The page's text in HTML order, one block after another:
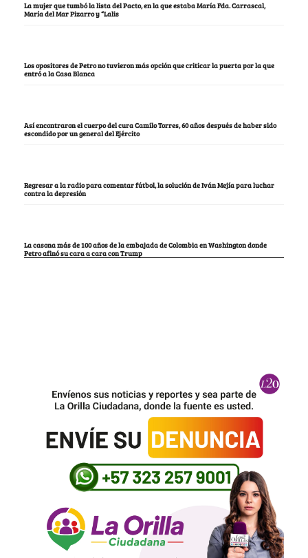
La mujer que tumbó la lista del Pacto, en la que estaba María Fda. Carrascal,
María del Mar Pizarro y “Lalis
Los opositores de Petro no tuvieron más opción que criticar la puerta por la que
entró a la Casa Blanca
Así encontraron el cuerpo del cura Camilo Torres, 60 años después de haber sido
escondido por un general del Ejército
Regresar a la radio para comentar fútbol, la solución de Iván Mejía para luchar
contra la depresión
La casona más de 100 años de la embajada de Colombia en Washington donde
Petro afinó su cara a cara con Trump